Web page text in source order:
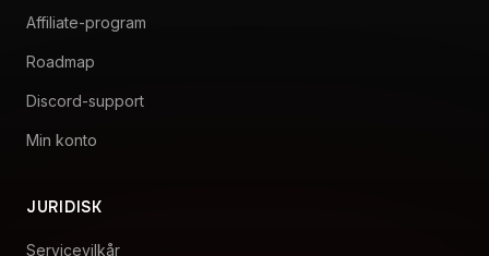
Affiliate-program
Roadmap
Discord-support
Min konto
JURIDISK
Servicevilkår